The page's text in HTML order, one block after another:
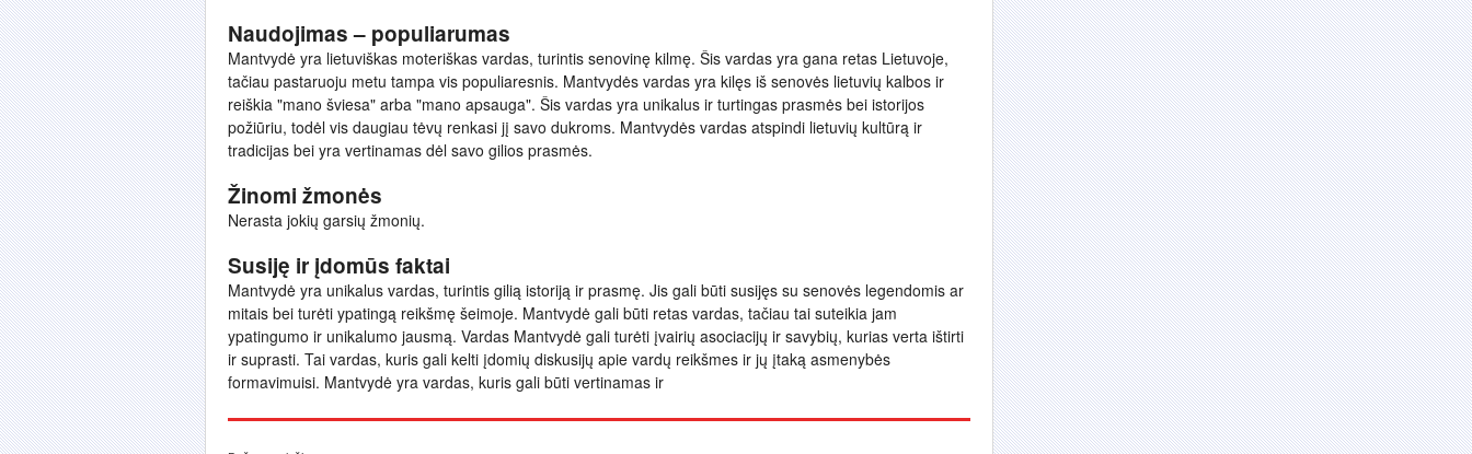
Naudojimas – populiarumas
Mantvydė yra lietuviškas moteriškas vardas, turintis senovinę kilmę. Šis vardas yra gana retas Lietuvoje,
tačiau pastaruoju metu tampa vis populiaresnis. Mantvydės vardas yra kilęs iš senovės lietuvių kalbos ir
reiškia "mano šviesa" arba "mano apsauga". Šis vardas yra unikalus ir turtingas prasmės bei istorijos
požiūriu, todėl vis daugiau tėvų renkasi jį savo dukroms. Mantvydės vardas atspindi lietuvių kultūrą ir
tradicijas bei yra vertinamas dėl savo gilios prasmės.
Žinomi žmonės
Nerasta jokių garsių žmonių.
Susiję ir įdomūs faktai
Mantvydė yra unikalus vardas, turintis gilią istoriją ir prasmę. Jis gali būti susijęs su senovės legendomis ar
mitais bei turėti ypatingą reikšmę šeimoje. Mantvydė gali būti retas vardas, tačiau tai suteikia jam
ypatingumo ir unikalumo jausmą. Vardas Mantvydė gali turėti įvairių asociacijų ir savybių, kurias verta ištirti
ir suprasti. Tai vardas, kuris gali kelti įdomių diskusijų apie vardų reikšmes ir jų įtaką asmenybės
formavimuisi. Mantvydė yra vardas, kuris gali būti vertinamas ir